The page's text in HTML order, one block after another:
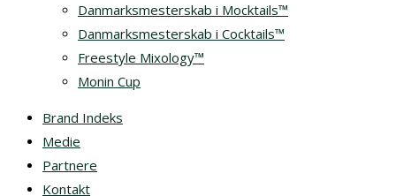
Danmarksmesterskab i Mocktails™
Danmarksmesterskab i Cocktails™
Freestyle Mixology™
Monin Cup
Brand Indeks
Medie
Partnere
Kontakt